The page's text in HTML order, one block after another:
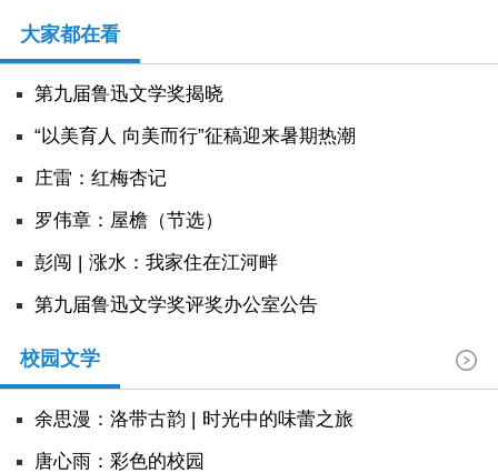
大家都在看
第九届鲁迅文学奖揭晓
“以美育人 向美而行”征稿迎来暑期热潮
庄雷：红梅杏记
罗伟章：屋檐（节选）
彭闯 | 涨水：我家住在江河畔
第九届鲁迅文学奖评奖办公室公告
校园文学
余思漫：洛带古韵 | 时光中的味蕾之旅
唐心雨：彩色的校园